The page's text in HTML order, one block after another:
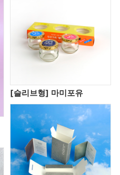
[슬리브형] 마미포유